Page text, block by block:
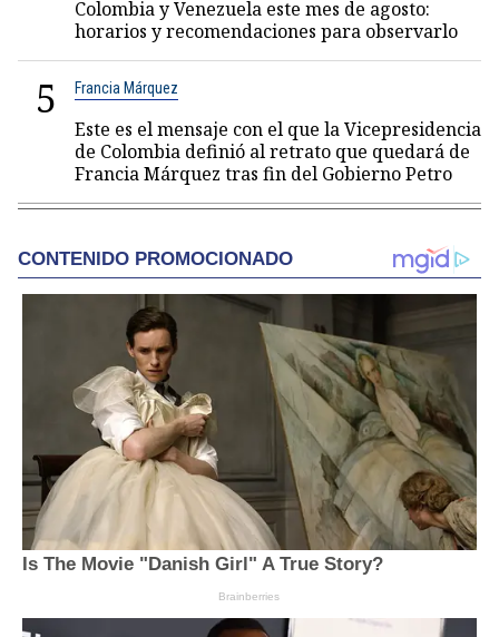
Colombia y Venezuela este mes de agosto:
horarios y recomendaciones para observarlo
5 Francia Márquez
Este es el mensaje con el que la Vicepresidencia
de Colombia definió al retrato que quedará de
Francia Márquez tras fin del Gobierno Petro